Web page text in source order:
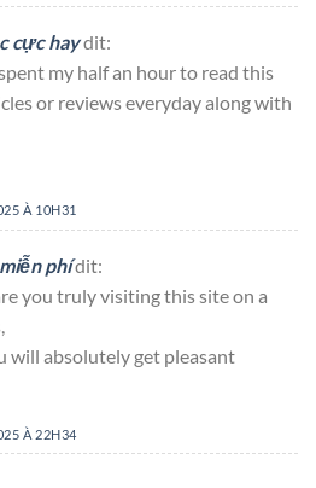
cực haydit:
my half an hour to read this
or reviews everyday along with
À 10H31
phídit:
you truly visiting this site on a
will absolutely get pleasant
À 22H34